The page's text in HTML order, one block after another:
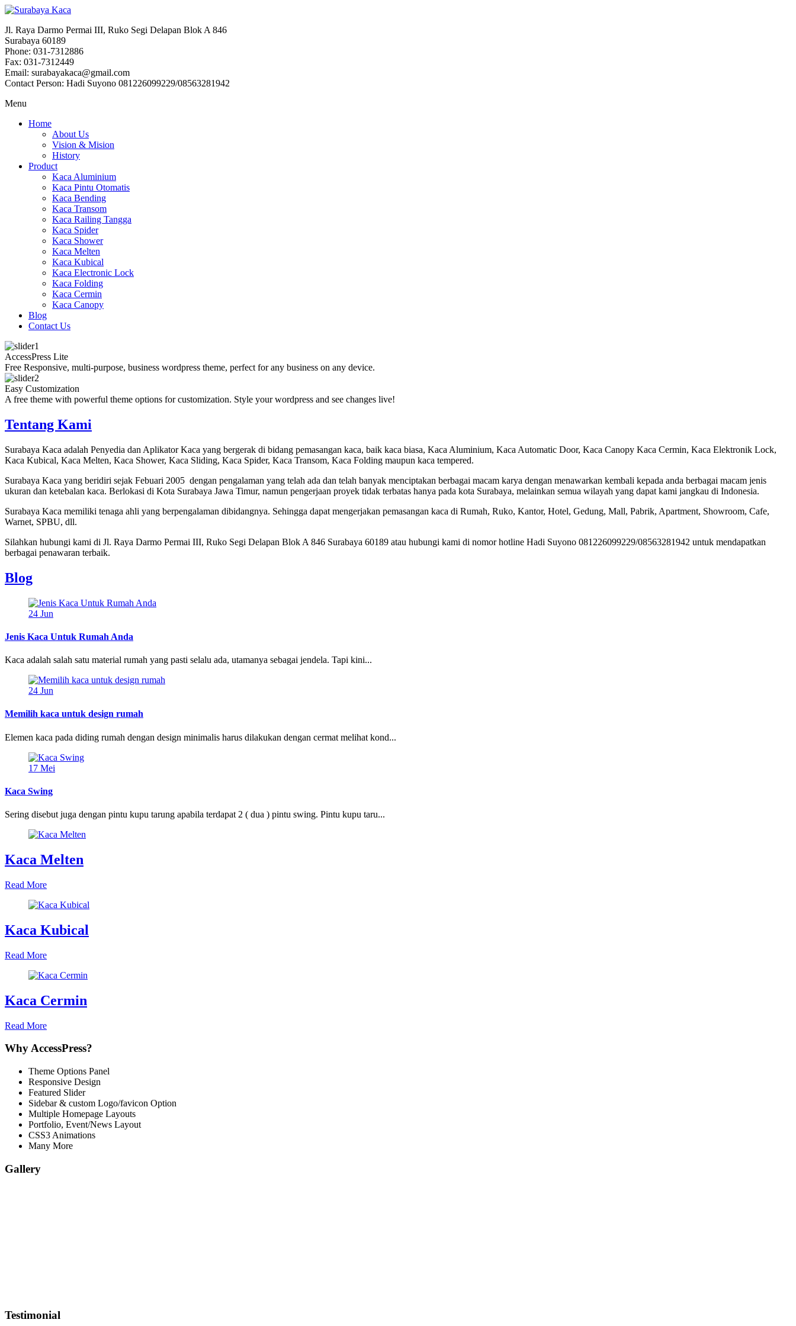
Jl. Raya Darmo Permai III, Ruko Segi Delapan Blok A 846
Surabaya 60189
Phone: 031-7312886
Fax: 031-7312449
Email: surabayakaca@gmail.com
Contact Person: Hadi Suyono 081226099229/08563281942
Menu
Home
About Us
Vision & Mision
History
Product
Kaca Aluminium
Kaca Pintu Otomatis
Kaca Bending
Kaca Transom
Kaca Railing Tangga
Kaca Spider
Kaca Shower
Kaca Melten
Kaca Kubical
Kaca Electronic Lock
Kaca Folding
Kaca Cermin
Kaca Canopy
Blog
Contact Us
AccessPress Lite
Free Responsive, multi-purpose, business wordpress theme, perfect for any business on any device.
Easy Customization
A free theme with powerful theme options for customization. Style your wordpress and see changes live!
Tentang Kami
Surabaya Kaca adalah Penyedia dan Aplikator Kaca yang bergerak di bidang pemasangan kaca, baik kaca biasa, Kaca Aluminium, Kaca Automatic Door, Kaca Canopy Kaca Cermin, Kaca Elektronik Lock,
Kaca Kubical, Kaca Melten, Kaca Shower, Kaca Sliding, Kaca Spider, Kaca Transom, Kaca Folding maupun kaca tempered.
Surabaya Kaca yang beridiri sejak Febuari 2005 dengan pengalaman yang telah ada dan telah banyak menciptakan berbagai macam karya dengan menawarkan kembali kepada anda berbagai macam jenis
ukuran dan ketebalan kaca. Berlokasi di Kota Surabaya Jawa Timur, namun pengerjaan proyek tidak terbatas hanya pada kota Surabaya, melainkan semua wilayah yang dapat kami jangkau di Indonesia.
Surabaya Kaca memiliki tenaga ahli yang berpengalaman dibidangnya. Sehingga dapat mengerjakan pemasangan kaca di Rumah, Ruko, Kantor, Hotel, Gedung, Mall, Pabrik, Apartment, Showroom, Cafe,
Warnet, SPBU, dll.
Silahkan hubungi kami di Jl. Raya Darmo Permai III, Ruko Segi Delapan Blok A 846 Surabaya 60189 atau hubungi kami di nomor hotline Hadi Suyono 081226099229/08563281942 untuk mendapatkan
berbagai penawaran terbaik.
Blog
24 Jun
Jenis Kaca Untuk Rumah Anda
Kaca adalah salah satu material rumah yang pasti selalu ada, utamanya sebagai jendela. Tapi kini...
24 Jun
Memilih kaca untuk design rumah
Elemen kaca pada diding rumah dengan design minimalis harus dilakukan dengan cermat melihat kond...
17 Mei
Kaca Swing
Sering disebut juga dengan pintu kupu tarung apabila terdapat 2 ( dua ) pintu swing. Pintu kupu taru...
Kaca Melten
Read More
Kaca Kubical
Read More
Kaca Cermin
Read More
Why AccessPress?
Theme Options Panel
Responsive Design
Featured Slider
Sidebar & custom Logo/favicon Option
Multiple Homepage Layouts
Portfolio, Event/News Layout
CSS3 Animations
Many More
Gallery
Testimonial